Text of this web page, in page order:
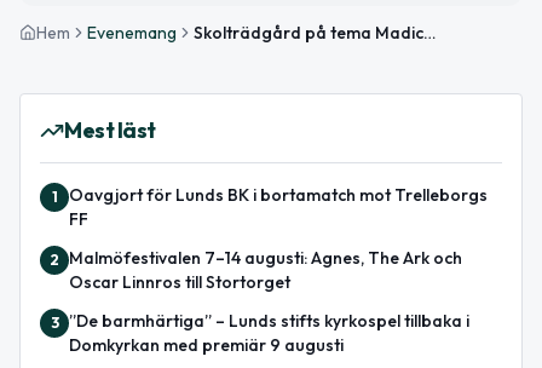
Hem Evenemang Skolträdgård på tema Madicken – visning på Kulturen i Lund
Mest läst
1
Oavgjort för Lunds BK i bortamatch mot Trelleborgs
FF
2
Malmöfestivalen 7–14 augusti: Agnes, The Ark och
Oscar Linnros till Stortorget
3
”De barmhärtiga” – Lunds stifts kyrkospel tillbaka i
Domkyrkan med premiär 9 augusti